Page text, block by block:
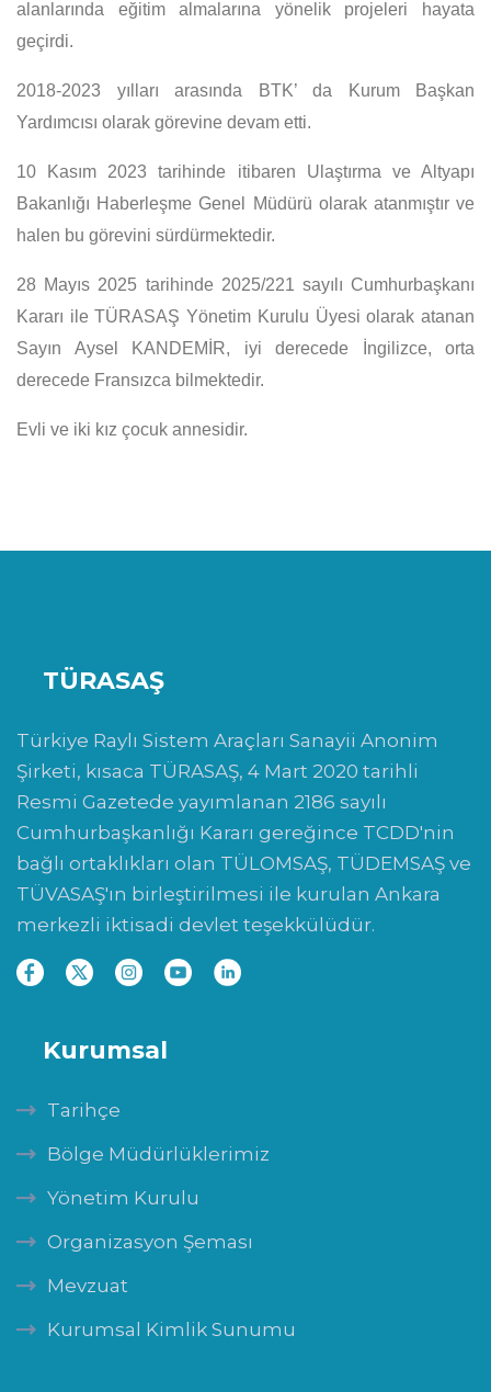
alanlarında eğitim almalarına yönelik projeleri hayata
geçirdi.
2018-2023 yılları arasında BTK’ da Kurum Başkan
Yardımcısı olarak görevine devam etti.
10 Kasım 2023 tarihinde itibaren Ulaştırma ve Altyapı
Bakanlığı Haberleşme Genel Müdürü olarak atanmıştır ve
halen bu görevini sürdürmektedir.
28 Mayıs 2025 tarihinde 2025/221 sayılı Cumhurbaşkanı
Kararı ile TÜRASAŞ Yönetim Kurulu Üyesi olarak atanan
Sayın Aysel KANDEMİR, iyi derecede İngilizce, orta
derecede Fransızca bilmektedir.
Evli ve iki kız çocuk annesidir.
TÜRASAŞ
Türkiye Raylı Sistem Araçları Sanayii Anonim
Şirketi, kısaca TÜRASAŞ, 4 Mart 2020 tarihli
Resmi Gazetede yayımlanan 2186 sayılı
Cumhurbaşkanlığı Kararı gereğince TCDD'nin
bağlı ortaklıkları olan TÜLOMSAŞ, TÜDEMSAŞ ve
TÜVASAŞ'ın birleştirilmesi ile kurulan Ankara
merkezli iktisadi devlet teşekkülüdür.
Kurumsal
Tarihçe
Bölge Müdürlüklerimiz
Yönetim Kurulu
Organizasyon Şeması
Mevzuat
Kurumsal Kimlik Sunumu